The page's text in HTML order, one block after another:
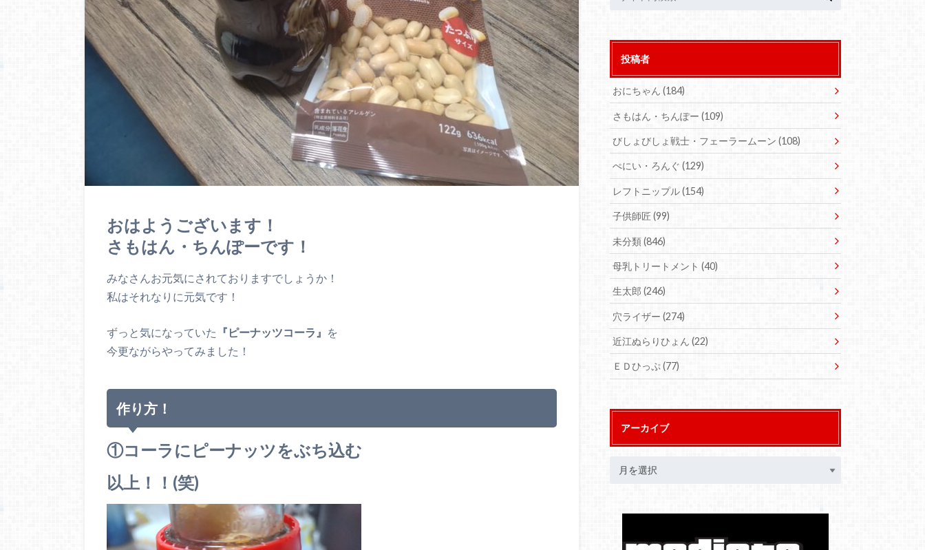
おはようございます！
さもはん・ちんぽーです！
みなさんお元気にされておりますでしょうか！
私はそれなりに元気です！
ずっと気になっていた 『ピーナッツコーラ』 を
今更ながらやってみました！
作り方！
①コーラにピーナッツをぶち込む
以上！！(笑)
投稿者
おにちゃん(184)
さもはん・ちんぽー(109)
びしょびしょ戦士・フェーラームーン(108)
ぺにい・ろんぐ(129)
レフトニップル(154)
子供師匠(99)
未分類(846)
母乳トリートメント(40)
生太郎(246)
穴ライザー(274)
近江ぬらりひょん(22)
ＥＤひっぷ(77)
アーカイブ